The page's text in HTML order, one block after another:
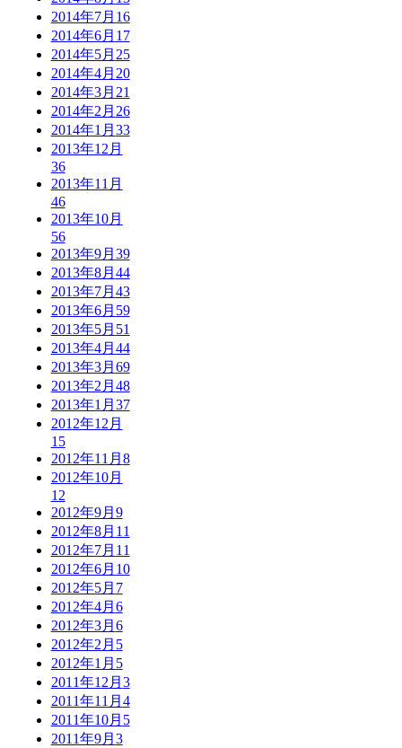
2014年7月 16
2014年6月 17
2014年5月 25
2014年4月 20
2014年3月 21
2014年2月 26
2014年1月 33
2013年12月
36
2013年11月
46
2013年10月
56
2013年9月 39
2013年8月 44
2013年7月 43
2013年6月 59
2013年5月 51
2013年4月 44
2013年3月 69
2013年2月 48
2013年1月 37
2012年12月
15
2012年11月 8
2012年10月
12
2012年9月 9
2012年8月 11
2012年7月 11
2012年6月 10
2012年5月 7
2012年4月 6
2012年3月 6
2012年2月 5
2012年1月 5
2011年12月 3
2011年11月 4
2011年10月 5
2011年9月 3